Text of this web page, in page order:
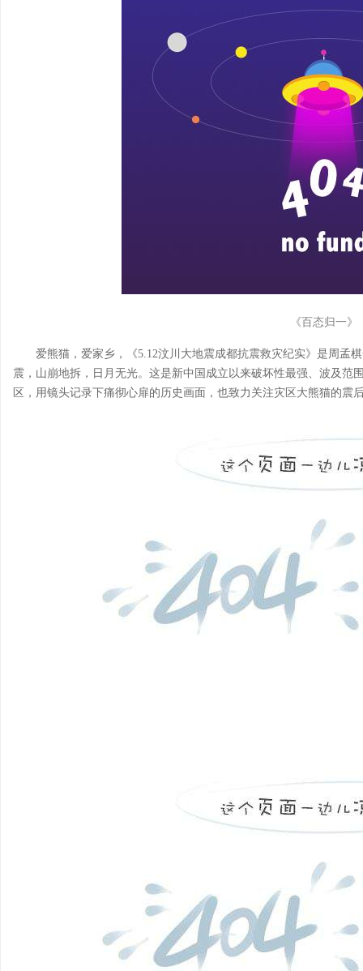
《百态归一》
爱熊猫，爱家乡，《5.12汶川大地震成都抗震救灾纪实》是周孟
震，山崩地拆，日月无光。这是新中国成立以来破坏性最强、波及范
区，用镜头记录下痛彻心扉的历史画面，也致力关注灾区大熊猫的震